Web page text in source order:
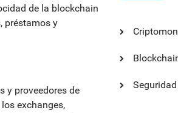
de la blockchain
préstamos y
y proveedores de
los exchanges,
Seguridad